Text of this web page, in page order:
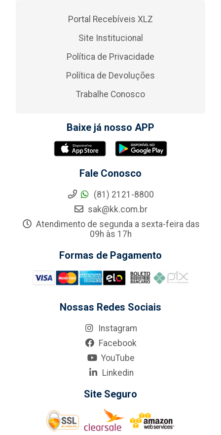
Portal Recebíveis XLZ
Site Institucional
Política de Privacidade
Política de Devoluções
Trabalhe Conosco
Baixe já nosso APP
Fale Conosco
(81) 2121-8800
sak@kk.com.br
Atendimento de segunda a sexta-feira das
09h às 17h
Formas de Pagamento
Nossas Redes Sociais
Instagram
Facebook
YouTube
Linkedin
Site Seguro